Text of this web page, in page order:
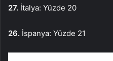
27. İtalya: Yüzde 20
26. İspanya: Yüzde 21